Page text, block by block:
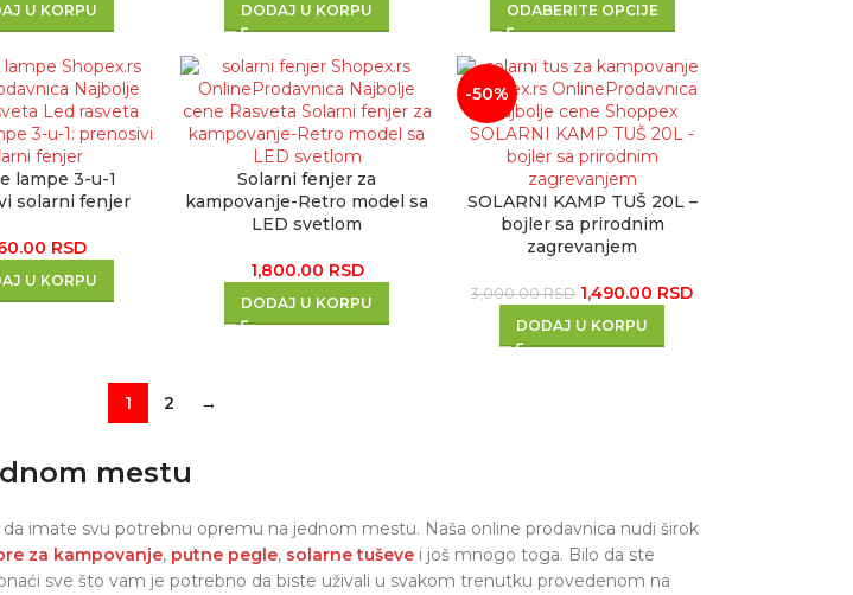
U KORPU DODAJ U KORPU ODABERITE OPCIJE
lampe 3-u-1
solarni fenjer
RSD
U KORPU
Solarni fenjer za
kampovanje-Retro model sa
LED svetlom
1,800.00 RSD
DODAJ U KORPU
-50%
SOLARNI KAMP TUŠ 20L –
bojler sa prirodnim
zagrevanjem
3,000.00RSD 1,490.00 RSD
DODAJ U KORPU
1 2 →
mestu
imate svu potrebnu opremu na jednom mestu. Naša online prodavnica nudi širok
za kampovanje, putne pegle, solarne tuševe i još mnogo toga. Bilo da ste
sve što vam je potrebno da biste uživali u svakom trenutku provedenom na